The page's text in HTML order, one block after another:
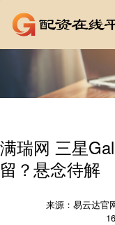
满瑞网 三星
留？悬念待解
来源：易云达官